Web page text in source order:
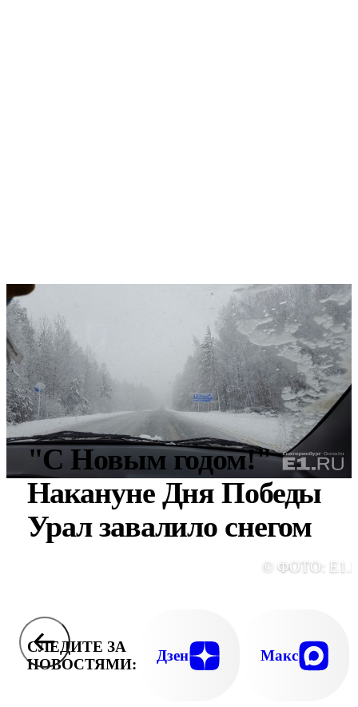
"С Новым годом!"
Накануне Дня Победы
Урал завалило снегом
© ФОТО:
СЛЕДИТЕ ЗА
НОВОСТЯМИ:
Дзен Макс